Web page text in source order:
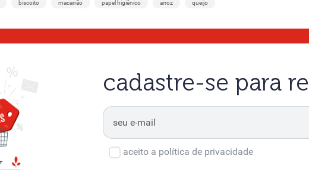
biscoito macarrão papel higiênico arroz queijo
cadastre-se para
aceito a política de privacidade